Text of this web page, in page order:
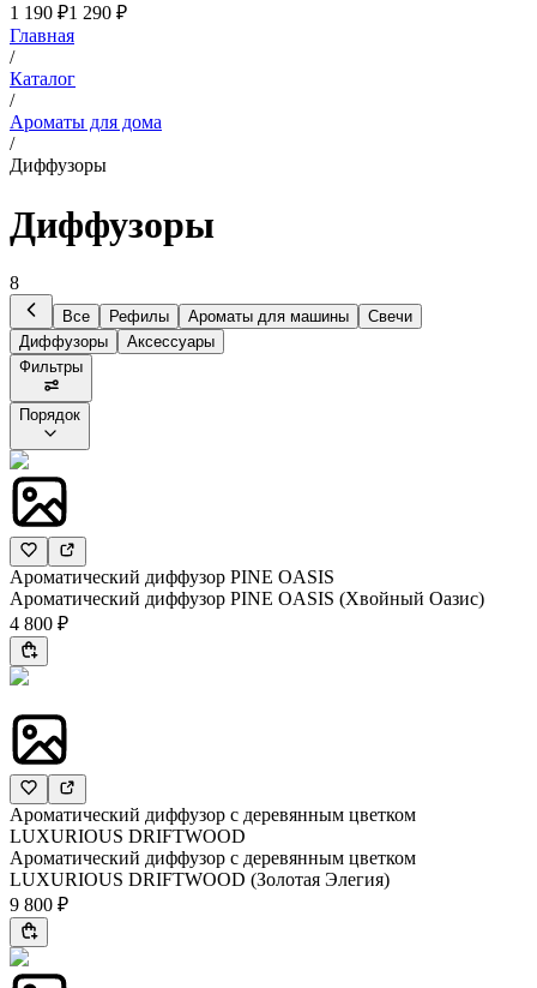
1 190 ₽1 290 ₽
Главная
/
Каталог
/
Ароматы для дома
/
Диффузоры
Диффузоры
8
Все Рефилы Ароматы для машины
Свечи
Диффузоры
Аксессуары
Фильтры
Порядок
Ароматический диффузор PINE OASIS
Ароматический диффузор PINE OASIS (Хвойный Оазис)
4 800 ₽
Ароматический диффузор с деревянным цветком
LUXURIOUS DRIFTWOOD
Ароматический диффузор с деревянным цветком
LUXURIOUS DRIFTWOOD (Золотая Элегия)
9 800 ₽